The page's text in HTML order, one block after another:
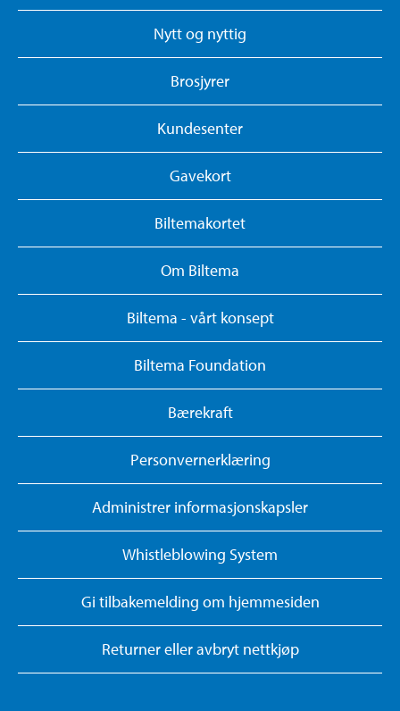
Nytt og nyttig
Brosjyrer
Kundesenter
Gavekort
Biltemakortet
Om Biltema
Biltema - vårt konsept
Biltema Foundation
Bærekraft
Personvernerklæring
Administrer informasjonskapsler
Whistleblowing System
Gi tilbakemelding om hjemmesiden
Returner eller avbryt nettkjøp